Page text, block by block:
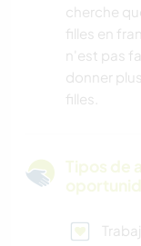
cherche
filles en
n'est pas
donner
filles.
Tipos de